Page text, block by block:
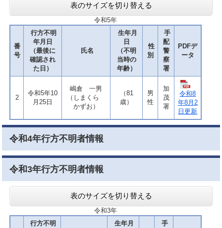
表のサイズを切り替える
令和5年
番
号
行方不明
年月日
（最後に
確認され
た日）
氏名
生年月
日
（不明
当時の
年齢）
性
別
手
配
警
察
署
PDFデ
ータ
2
令和5年10
月25日
嶋倉 一男
（しまくら
かずお）
（81
歳）
男
性
加
茂
署
令和8
年8月2
日更新
令和4年行方不明者情報
令和3年行方不明者情報
表のサイズを切り替える
令和3年
行方不明
生年月
手